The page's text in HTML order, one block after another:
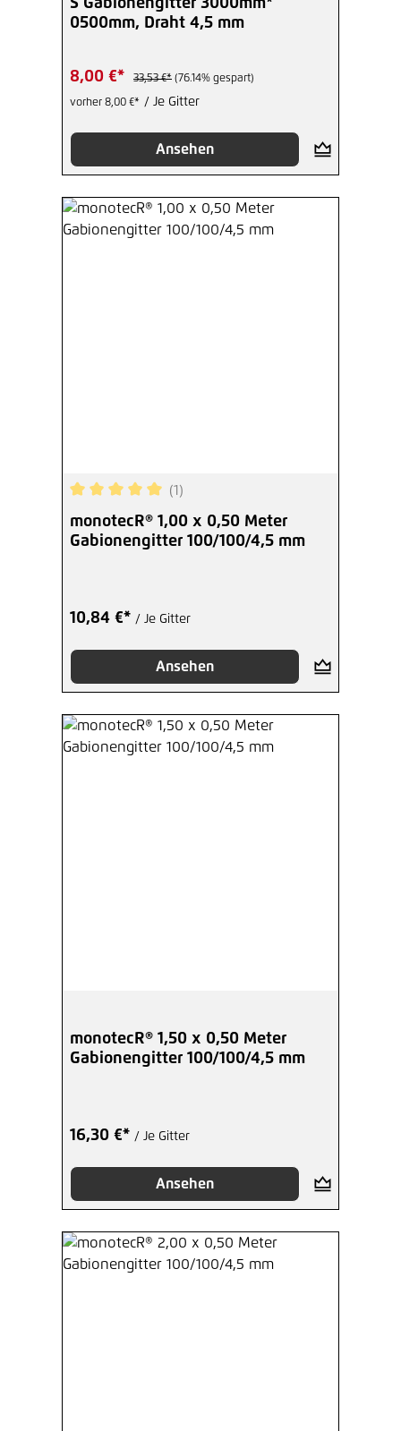
S Gabionengitter 3000mm*
0500mm, Draht 4,5 mm
8,00 €* 33,53 €* (76.14% gespart)
vorher 8,00 €* / Je Gitter
Ansehen
Durchschnittliche Bewertung von 5 von 5
(1)
monotecR® 1,00 x 0,50 Meter
Gabionengitter 100/100/4,5 mm
10,84 €* / Je Gitter
Ansehen
monotecR® 1,50 x 0,50 Meter
Gabionengitter 100/100/4,5 mm
16,30 €* / Je Gitter
Ansehen